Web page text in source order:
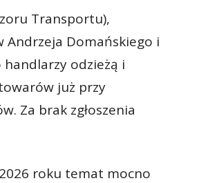
Transportu),
Domańskiego i
handlarzy odzieżą i
już przy
Za brak zgłoszenia
roku temat mocno